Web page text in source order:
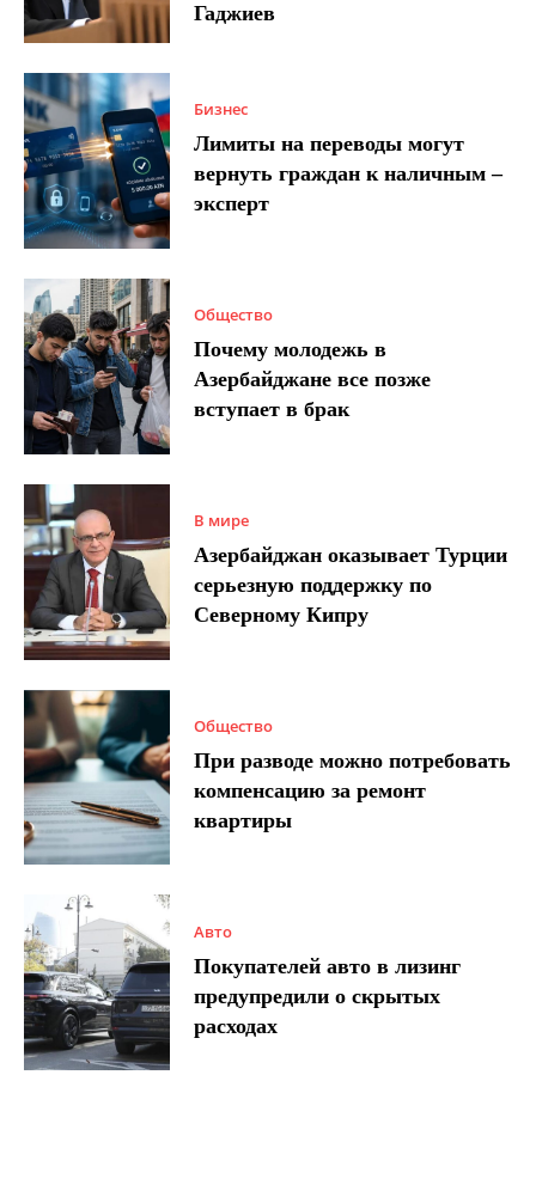
Гаджиев
Бизнес
Лимиты на переводы могут
вернуть граждан к наличным –
эксперт
Общество
Почему молодежь в
Азербайджане все позже
вступает в брак
В мире
Азербайджан оказывает Турции
серьезную поддержку по
Северному Кипру
Общество
При разводе можно потребовать
компенсацию за ремонт
квартиры
Авто
Покупателей авто в лизинг
предупредили о скрытых
расходах